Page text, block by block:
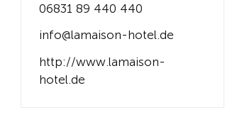
06831 89 440 440
info@lamaison-hotel.de
http://www.lamaison-
hotel.de